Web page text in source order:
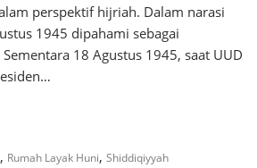
perspektif hijriah. Dalam narasi
1945 dipahami sebagai
18 Agustus 1945, saat UUD
, Rumah Layak Huni,Shiddiqiyyah